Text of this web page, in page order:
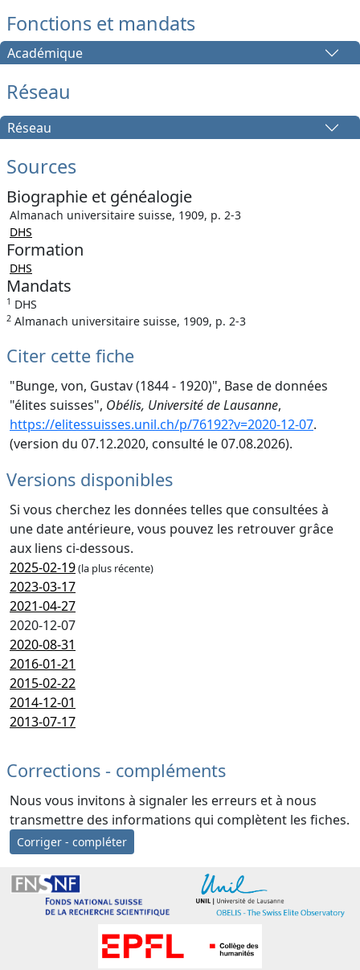
Fonctions et mandats
Académique
Réseau
Réseau
Sources
Biographie et généalogie
Almanach universitaire suisse, 1909, p. 2-3
DHS
Formation
DHS
Mandats
1 DHS
2 Almanach universitaire suisse, 1909, p. 2-3
Citer cette fiche
"Bunge, von, Gustav (1844 - 1920)", Base de données
"élites suisses", Obélis, Université de Lausanne,
https://elitessuisses.unil.ch/p/76192?v=2020-12-07.
(version du 07.12.2020, consulté le 07.08.2026).
Versions disponibles
Si vous cherchez les données telles que consultées à
une date antérieure, vous pouvez les retrouver grâce
aux liens ci-dessous.
2025-02-19(la plus récente)
2023-03-17
2021-04-27
2020-12-07
2020-08-31
2016-01-21
2015-02-22
2014-12-01
2013-07-17
Corrections - compléments
Nous vous invitons à signaler les erreurs et à nous
transmettre des informations qui complètent les fiches.
Corriger - compléter